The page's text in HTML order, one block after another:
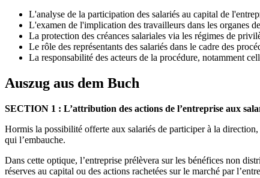
L'analyse de la participation des salariés au capital de
L'examen de l'implication des travailleurs dans les organes
La protection des créances salariales via les régimes de
Le rôle des représentants des salariés dans le cadre des
La responsabilité des acteurs de la procédure, notamment
Auszug aus dem Buch
SECTION 1 : L’attribution des actions de l’entreprise aux
Hormis la possibilité offerte aux salariés de participer à la
qui l’embauche.
Dans cette optique, l’entreprise prélèvera sur les bénéfices non
réserves au capital ou des actions rachetées sur le marché par